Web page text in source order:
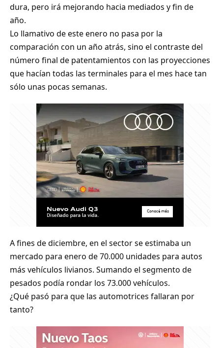
dura, pero irá mejorando hacia mediados y fin de
año.
Lo llamativo de este enero no pasa por la
comparación con un año atrás, sino el contraste del
número final de patentamientos con las proyecciones
que hacían todas las terminales para el mes hace tan
sólo unas pocas semanas.
A fines de diciembre, en el sector se estimaba un
mercado para enero de 70.000 unidades para autos
más vehículos livianos. Sumando el segmento de
pesados podía rondar los 73.000 vehículos.
¿Qué pasó para que las automotrices fallaran por
tanto?